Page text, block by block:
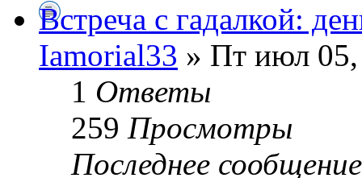
Встреча с гадалкой:
Iamorial33 » Пт июл
1 Ответы
259 Просмотры
Последнее